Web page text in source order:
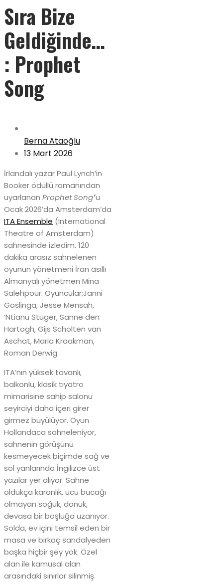
Sıra Bize
Geldiğinde…
: Prophet
Song
Berna Ataoğlu
13 Mart 2026
İrlandalı yazar Paul Lynch’in
Booker ödüllü romanından
uyarlanan Prophet Song’u
Ocak 2026’da Amsterdam’da
ITA Ensemble (International
Theatre of Amsterdam)
sahnesinde izledim. 120
dakika arasız sahnelenen
oyunun yönetmeni İran asıllı
Almanyalı yönetmen Mina
Salehpour. Oyuncular;Janni
Goslinga, Jesse Mensah,
‘Ntianu Stuger, Sanne den
Hartogh, Gijs Scholten van
Aschat, Maria Kraakman,
Roman Derwig.
ITA’nın yüksek tavanlı,
balkonlu, klasik tiyatro
mimarisine sahip salonu
seyirciyi daha içeri girer
girmez büyülüyor. Oyun
Hollandaca sahneleniyor,
sahnenin görüşünü
kesmeyecek biçimde sağ ve
sol yanlarında İngilizce üst
yazılar yer alıyor. Sahne
oldukça karanlık, ucu bucağı
olmayan soğuk, donuk,
devasa bir boşluğa uzanıyor.
Solda, ev içini temsil eden bir
masa ve birkaç sandalyeden
başka hiçbir şey yok. Özel
alan ile kamusal alan
arasındaki sınırlar silinmiş.